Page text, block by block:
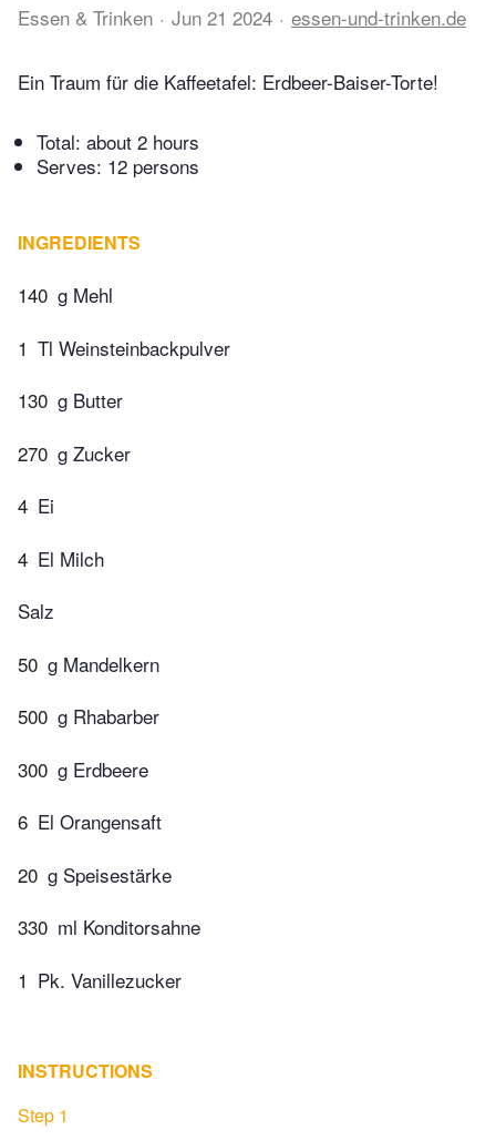
Essen & Trinken Jun 21 2024 essen-und-trinken.de
Ein Traum für die Kaffeetafel: Erdbeer-Baiser-Torte!
Total: about 2 hours
Serves: 12 persons
INGREDIENTS
140 g Mehl
1 Tl Weinsteinbackpulver
130 g Butter
270 g Zucker
4 Ei
4 El Milch
Salz
50 g Mandelkern
500 g Rhabarber
300 g Erdbeere
6 El Orangensaft
20 g Speisestärke
330 ml Konditorsahne
1 Pk. Vanillezucker
INSTRUCTIONS
Step 1